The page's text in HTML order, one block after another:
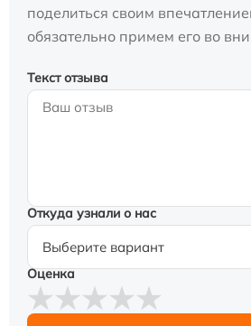
поделиться своим
обязательно примем его во
Текст отзыва
Откуда узнали о нас
Оценка